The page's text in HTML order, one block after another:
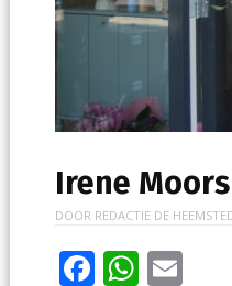
Irene
DOOR REDACTIE DE
F W